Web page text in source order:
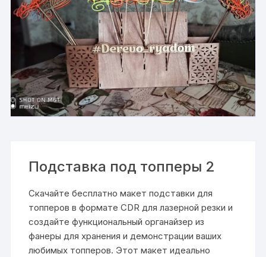
Подставка под топперы 2
Скачайте бесплатно макет подставки для
топперов в формате CDR для лазерной резки и
создайте функциональный органайзер из
фанеры для хранения и демонстрации ваших
любимых топперов. Этот макет идеально